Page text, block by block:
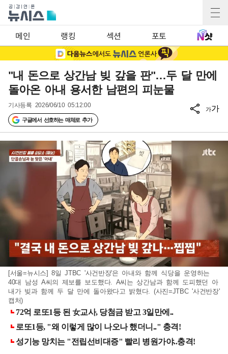
메인 랭킹 섹션 포토
"내 돈으로 상간남 빚 갚을 판"…두 달 만에
돌아온 아내 용서한 남편의 피눈물
기사등록 2026/06/10 05:12:00
구글에서 선호하는 매체로 추가
가가
[서울=뉴시스] 8일 JTBC '사건반장'은 아내와 함께 식당을 운영하는
40대 남성 A씨의 제보를 보도했다. A씨는 상간남과 함께 도피했던 아
내가 빚과 함께 두 달 만에 돌아왔다고 밝혔다. (사진=JTBC '사건반장'
캡처)